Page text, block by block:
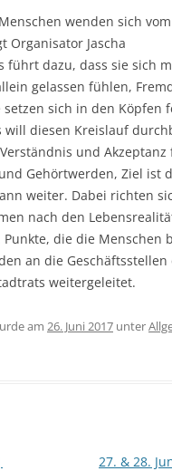
wenden sich
Organisator Jascha
führt dazu, dass sie sich
gelassen fühlen,
sich in den Köpfen
will diesen Kreislauf
und Akzeptanz
Gehörtwerden, Ziel ist
weiter. Dabei richten
nach den
die die Menschen
an die
weitergeleitet.
am 26. Juni 2017 unter
27. & 28.